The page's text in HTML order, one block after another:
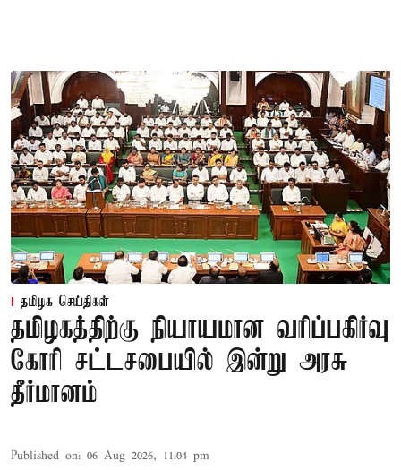
தமிழக செய்திகள்
தமிழகத்திற்கு நியாயமான வரிப்பகிர்வு
கோரி சட்டசபையில் இன்று அரசு
தீர்மானம்
Published on: 06 Aug 2026, 11:04 pm